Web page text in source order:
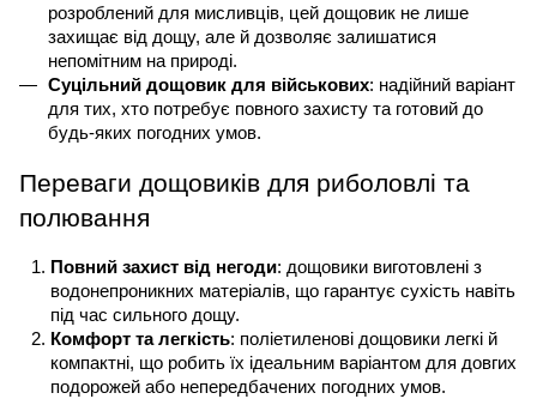
розроблений для мисливців, цей дощовик не лише
захищає від дощу, але й дозволяє залишатися
непомітним на природі.
Суцільний дощовик для військових: надійний варіант
для тих, хто потребує повного захисту та готовий до
будь-яких погодних умов.
Переваги дощовиків для риболовлі та
полювання
Повний захист від негоди: дощовики виготовлені з
водонепроникних матеріалів, що гарантує сухість навіть
під час сильного дощу.
Комфорт та легкість: поліетиленові дощовики легкі й
компактні, що робить їх ідеальним варіантом для довгих
подорожей або непередбачених погодних умов.